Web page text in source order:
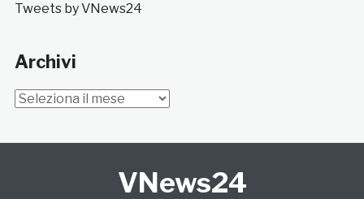
Tweets by VNews24
Archivi
Archivi
VNews24